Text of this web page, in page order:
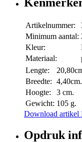
Artikelnummer:
Minimum aantal:
Kleur:
Materiaal:
Lengte:
Breedte: 4,40cm.
Hoogte:
3 cm.
Gewicht: 105 g.
Download artikel
Opdruk